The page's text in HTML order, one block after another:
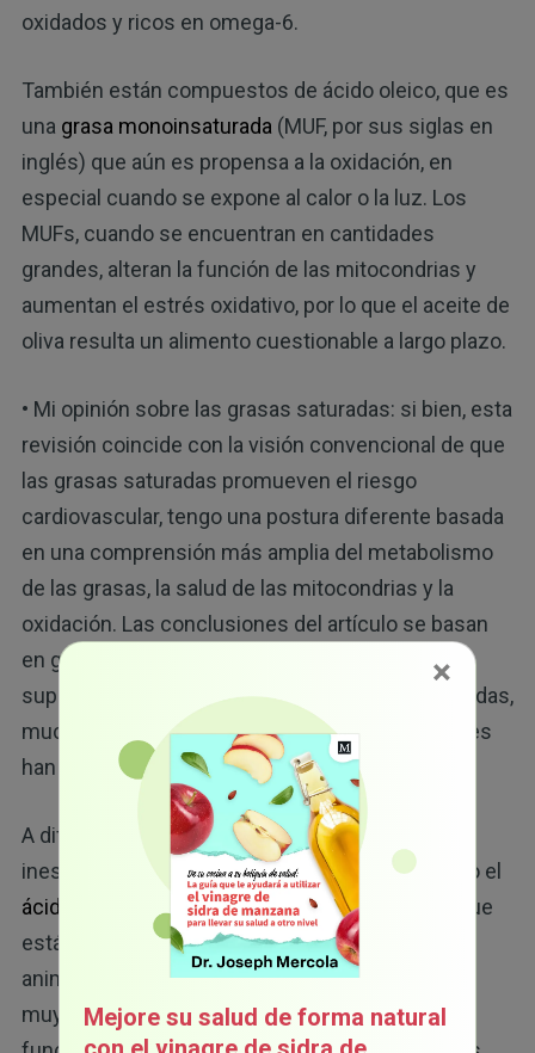
oxidados y ricos en omega-6.
También están compuestos de ácido oleico, que es
una grasa monoinsaturada (MUF, por sus siglas en
inglés) que aún es propensa a la oxidación, en
especial cuando se expone al calor o la luz. Los
MUFs, cuando se encuentran en cantidades
grandes, alteran la función de las mitocondrias y
aumentan el estrés oxidativo, por lo que el aceite de
oliva resulta un alimento cuestionable a largo plazo.
• Mi opinión sobre las grasas saturadas: si bien, esta
revisión coincide con la visión convencional de que
las grasas saturadas promueven el riesgo
cardiovascular, tengo una postura diferente basada
en una comprensión más amplia del metabolismo
de las grasas, la salud de las mitocondrias y la
oxidación. Las conclusiones del artículo se basan
en gran medida en datos epidemiológicos y
suposiciones obsoletas sobre las grasas saturadas,
muchas de las cuales algunos estudios recientes
han cuestionado.6
A diferencia de las grasas poliinsaturadas
inestables (PUFs, por sus siglas en inglés) como el
ácido linoleico
, las grasas saturadas como las que
están en el aceite de coco, la mantequilla de
animales alimentados con pastura y el sebo son
muy resistentes a la oxidación y favorecen la
×
Mejore su salud de forma natural